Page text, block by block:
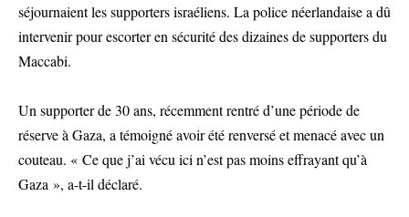
séjournaient les supporters israéliens. La police néerlandaise a dû
intervenir pour escorter en sécurité des dizaines de supporters du
Maccabi.
Un supporter de 30 ans, récemment rentré d’une période de
réserve à Gaza, a témoigné avoir été renversé et menacé avec un
couteau. « Ce que j’ai vécu ici n’est pas moins effrayant qu’à
Gaza », a-t-il déclaré.